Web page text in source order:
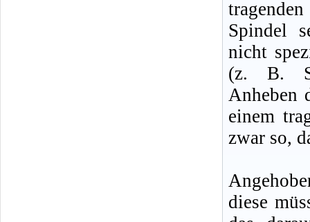
Spindel
nicht
(z. B.
Anheben
einem
zwar so,
diese